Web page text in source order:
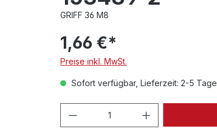
GRIFF 36 M8
1,66 €*
Preise inkl. MwSt.
Sofort verfügbar, Lieferzeit: 2-5 Tage